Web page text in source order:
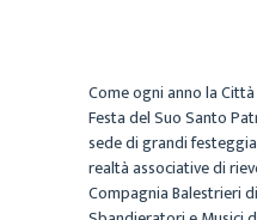
Come ogni anno la
Festa del Suo Santo
sede di grandi
realtà associative di
Compagnia Balestrieri